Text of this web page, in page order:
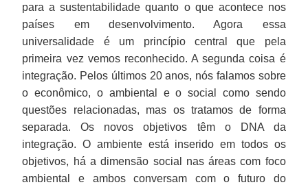
para a sustentabilidade quanto o que acontece nos
países em desenvolvimento. Agora essa
universalidade é um princípio central que pela
primeira vez vemos reconhecido. A segunda coisa é
integração. Pelos últimos 20 anos, nós falamos sobre
o econômico, o ambiental e o social como sendo
questões relacionadas, mas os tratamos de forma
separada. Os novos objetivos têm o DNA da
integração. O ambiente está inserido em todos os
objetivos, há a dimensão social nas áreas com foco
ambiental e ambos conversam com o futuro do